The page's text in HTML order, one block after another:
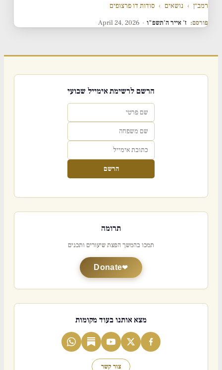
רמב״ן › נושאים › סודות דו פרצופים
פורסם: ז' אייר ה'תשפ"ו ·
April 24, 2026
הרשם לרשימת אימייל שבועי
הרשם
תרומה
תמכו בהמשך הפצת שיעורים ותכנים
Donate
מצא אותנו בעוד מקומות
צור קשר